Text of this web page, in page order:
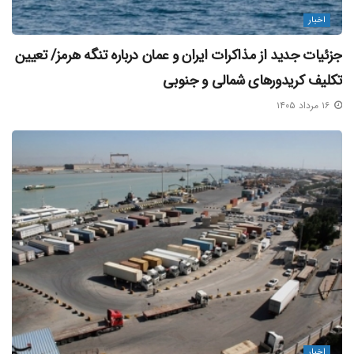
اخبار
جزئیات جدید از مذاکرات ایران و عمان درباره تنگه هرمز/ تعیین
تکلیف کریدورهای شمالی و جنوبی